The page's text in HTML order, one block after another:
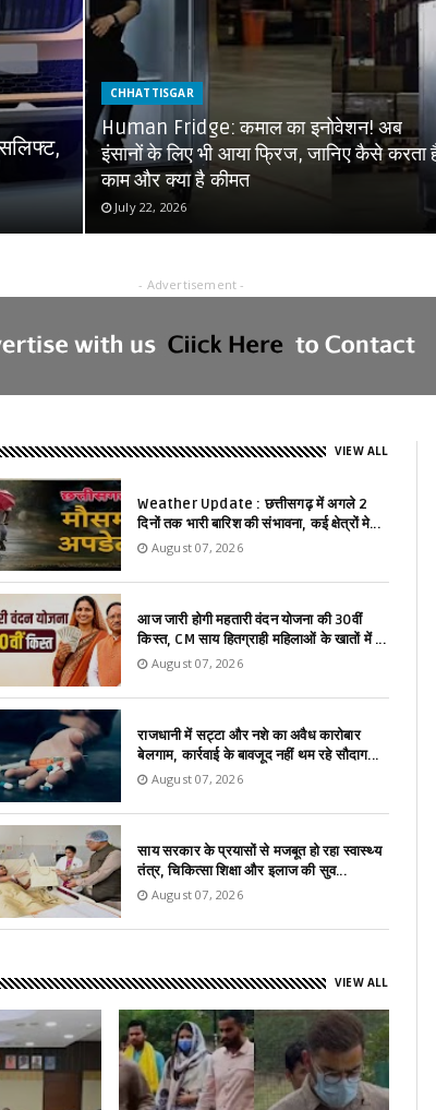
CHHATTISGAR
Human Fridge: कमाल का इनोवेशन! अब
इंसानों के लिए भी आया फ्रिज, जानिए कैसे करता
काम और क्या है कीमत
July 22, 2026
- Advertisement -
VIEW ALL
Weather Update : छत्तीसगढ़ में अगले 2
दिनों तक भारी बारिश की संभावना, कई क्षेत्रों मे...
August 07, 2026
आज जारी होगी महतारी वंदन योजना की 30वीं
किस्त, CM साय हितग्राही महिलाओं के खातों में ...
August 07, 2026
राजधानी में सट्टा और नशे का अवैध कारोबार
बेलगाम, कार्रवाई के बावजूद नहीं थम रहे सौदाग...
August 07, 2026
साय सरकार के प्रयासों से मजबूत हो रहा स्वास्थ्य
तंत्र, चिकित्सा शिक्षा और इलाज की सुव...
August 07, 2026
VIEW ALL